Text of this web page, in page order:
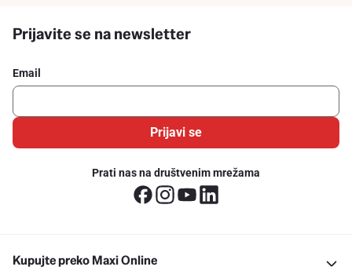
Prijavite se na newsletter
Email
Prijavi se
Prati nas na društvenim mrežama
Kupujte preko Maxi Online